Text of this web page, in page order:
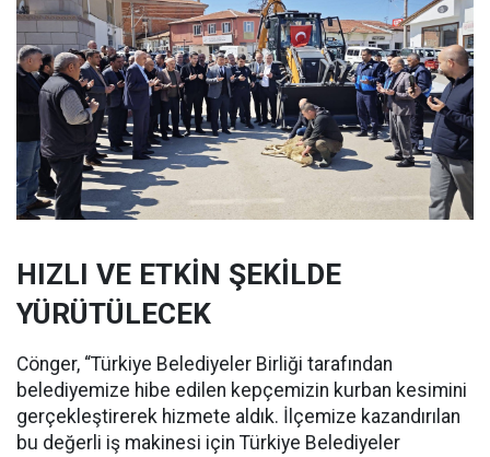
HIZLI VE ETKİN ŞEKİLDE
YÜRÜTÜLECEK
Cönger, “Türkiye Belediyeler Birliği tarafından
belediyemize hibe edilen kepçemizin kurban kesimini
gerçekleştirerek hizmete aldık. İlçemize kazandırılan
bu değerli iş makinesi için Türkiye Belediyeler